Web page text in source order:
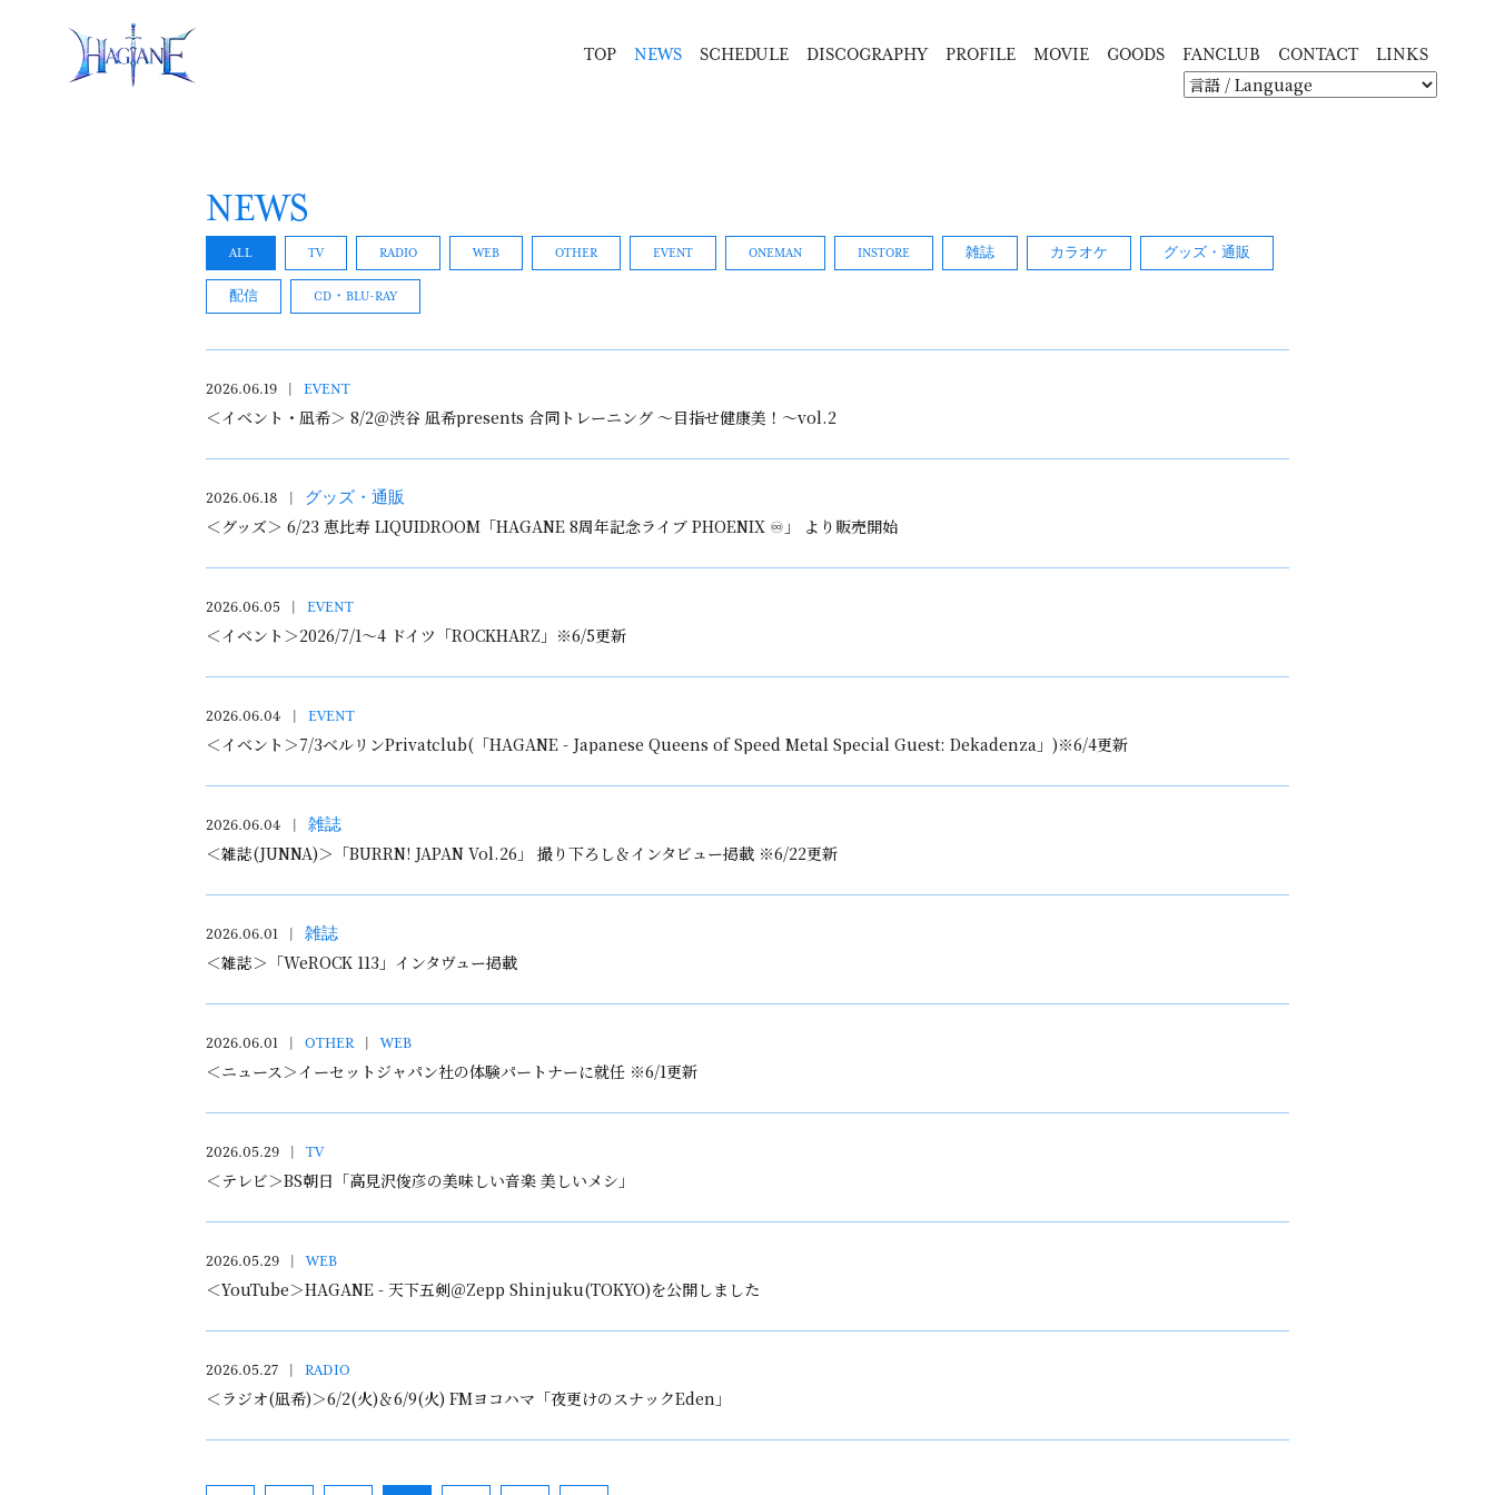
TOP NEWS SCHEDULE DISCOGRAPHY PROFILE MOVIE GOODS FANCLUB CONTACT LINKS
NEWS
ALL TV RADIO WEB OTHER EVENT ONEMAN INSTORE 雑誌 カラオケ グッズ・通販
配信 CD・BLU-RAY
2026.06.19 EVENT
＜イベント・凪希＞ 8/2＠渋谷 凪希presents 合同トレーニング 〜目指せ健康美！〜vol.2
2026.06.18 グッズ・通販
＜グッズ＞ 6/23 恵比寿 LIQUIDROOM「HAGANE 8周年記念ライブ PHOENIX ♾️」 より販売開始
2026.06.05 EVENT
＜イベント＞2026/7/1〜4 ドイツ「ROCKHARZ」※6/5更新
2026.06.04 EVENT
＜イベント＞7/3ベルリンPrivatclub(「HAGANE - Japanese Queens of Speed Metal Special Guest: Dekadenza」)※6/4更新
2026.06.04 雑誌
＜雑誌(JUNNA)＞「BURRN! JAPAN Vol.26」 撮り下ろし＆インタビュー掲載 ※6/22更新
2026.06.01 雑誌
＜雑誌＞「WeROCK 113」インタヴュー掲載
2026.06.01 OTHER WEB
＜ニュース＞イーセットジャパン社の体験パートナーに就任 ※6/1更新
2026.05.29 TV
＜テレビ＞BS朝日「高見沢俊彦の美味しい音楽 美しいメシ」
2026.05.29 WEB
＜YouTube＞HAGANE - 天下五剣＠Zepp Shinjuku(TOKYO)を公開しました
2026.05.27 RADIO
＜ラジオ(凪希)＞6/2(火)＆6/9(火) FMヨコハマ「夜更けのスナックEden」